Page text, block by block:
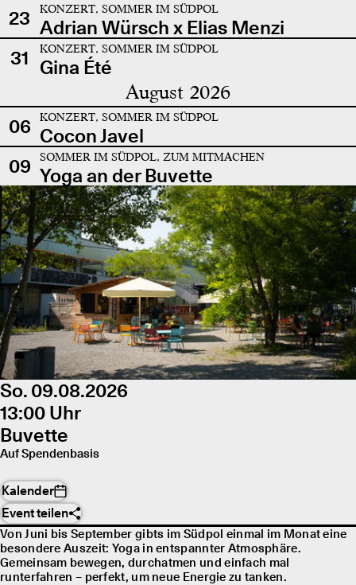
23
KONZERT, SOMMER IM SÜDPOL
Adrian Würsch x Elias Menzi
31
KONZERT, SOMMER IM SÜDPOL
Gina Été
August 2026
06 KONZERT, SOMMER IM SÜDPOL
Cocon Javel
09
SOMMER IM SÜDPOL, ZUM MITMACHEN
Yoga an der Buvette
So. 09.08.2026
13:00 Uhr
Buvette
Auf Spendenbasis
Kalender
Event teilen
Von Juni bis September gibts im Südpol einmal im Monat eine
besondere Auszeit: Yoga in entspannter Atmosphäre.
Gemeinsam bewegen, durchatmen und einfach mal
runterfahren – perfekt, um neue Energie zu tanken.